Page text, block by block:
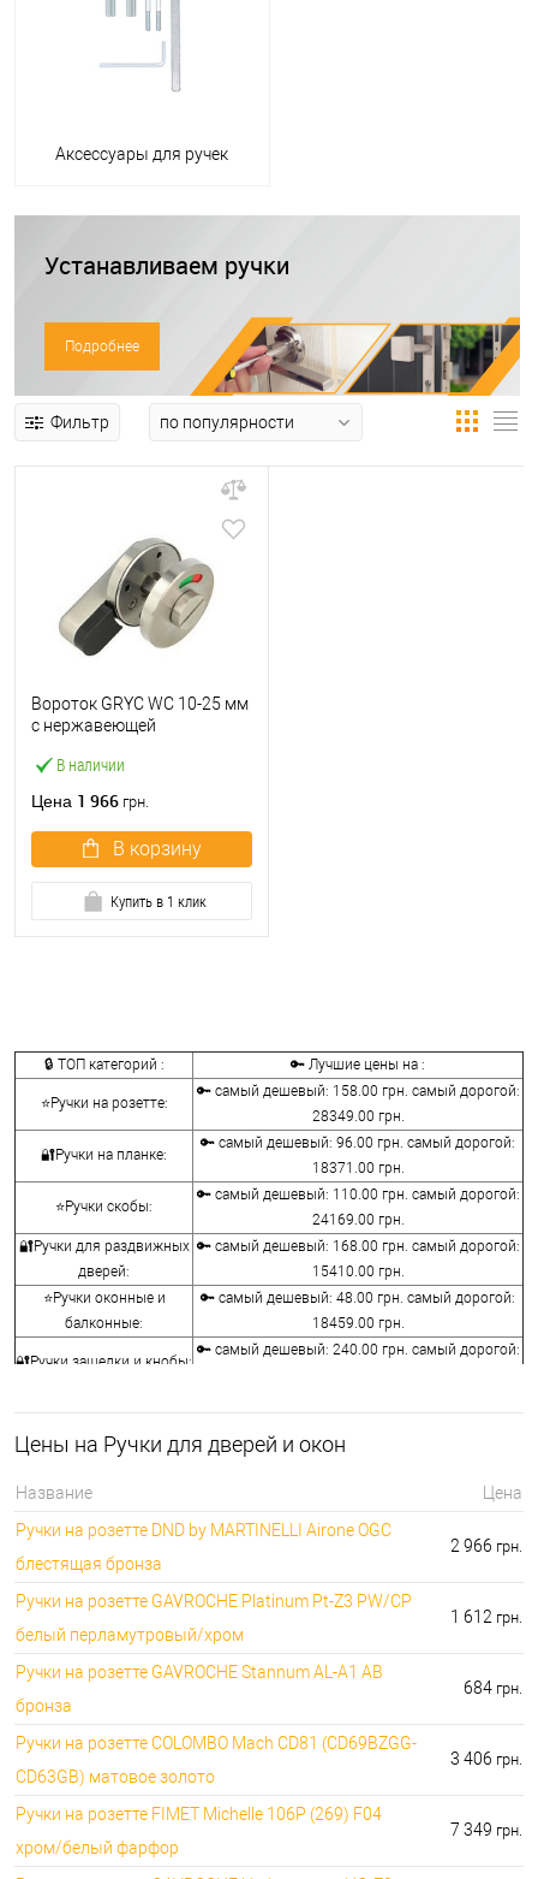
Аксессуары для ручек
Устанавливаем ручки
Подробнее
Фильтр
В наличии
Вороток GRYC WC 10-25 мм
с нержавеющей
Цена 1 966 грн.
В корзину
Купить в 1 клик
🔒 ТОП категорий : 🔑 Лучшие цены на :
⭐Ручки на розетте:
🔑 самый дешевый: 158.00 грн. самый дорогой:
28349.00 грн.
🔐Ручки на планке:
🔑 самый дешевый: 96.00 грн. самый дорогой:
18371.00 грн.
⭐Ручки скобы:
🔑 самый дешевый: 110.00 грн. самый дорогой:
24169.00 грн.
🔐Ручки для раздвижных
дверей:
🔑 самый дешевый: 168.00 грн. самый дорогой:
15410.00 грн.
⭐Ручки оконные и
балконные:
🔑 самый дешевый: 48.00 грн. самый дорогой:
18459.00 грн.
🔐Ручки защелки и кнобы:
🔑 самый дешевый: 240.00 грн. самый дорогой:
🔐Накладки на
🔑 самый дешевый: 76.00 грн. самый дорогой:
⭐Аксессуары для ручек:
🔑 самый дешевый: 50.00 грн. самый дорогой:
1442.00 грн.
Цены на Ручки для дверей и окон
Название
Цена
Ручки на розетте DND by MARTINELLI Aironе OGC
блестящая бронза
2 966 грн.
Ручки на розетте GAVROCHE Platinum Pt-Z3 PW/CP
белый перламутровый/хром
1 612 грн.
Ручки на розетте GAVROCHE Stannum AL-A1 AB
бронза
684 грн.
Ручки на розетте COLOMBO Mach CD81 (CD69BZGG-
CD63GB) матовое золото
3 406 грн.
Ручки на розетте FIMET Michelle 106P (269) F04
хром/белый фарфор
7 349 грн.